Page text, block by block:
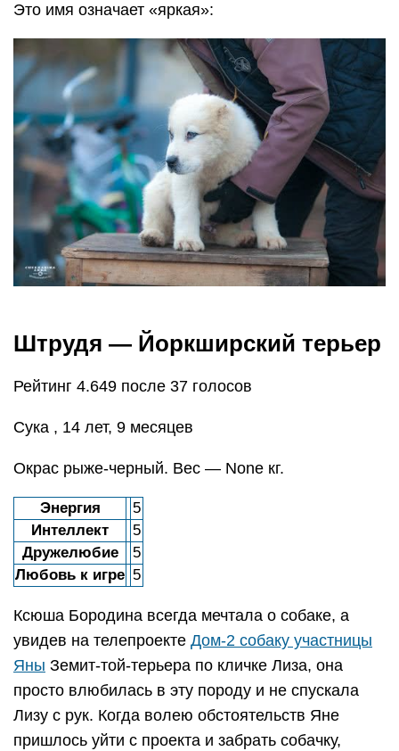
Это имя означает «яркая»:
Штрудя — Йоркширский терьер
Рейтинг 4.649 после 37 голосов
Сука , 14 лет, 9 месяцев
Окрас рыже-черный. Вес — None кг.
Энергия
5
Интеллект
5
Дружелюбие
5
Любовь к игре 5
Ксюша Бородина всегда мечтала о собаке, а
увидев на телепроекте Дом-2 собаку участницы
Яны Земит-той-терьера по кличке Лиза, она
просто влюбилась в эту породу и не спускала
Лизу с рук. Когда волею обстоятельств Яне
пришлось уйти с проекта и забрать собачку,